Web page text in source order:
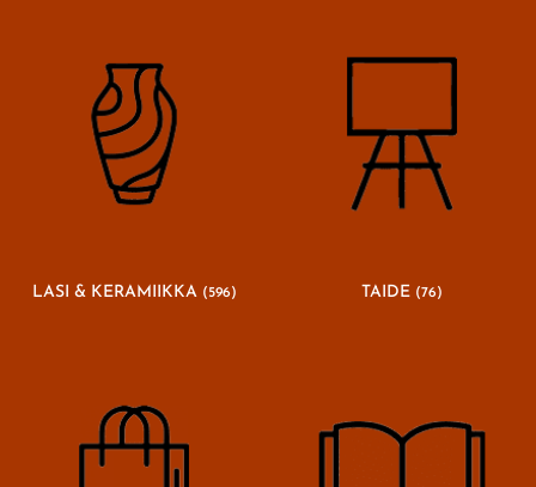
LASI & KERAMIIKKA (596) TAIDE (76)